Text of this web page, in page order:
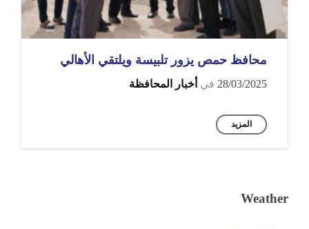
محافظ حمص يزور تلبيسة ويلتقي الأهالي
28/03/2025 في أخبار المحافظة
المزيد
Weather